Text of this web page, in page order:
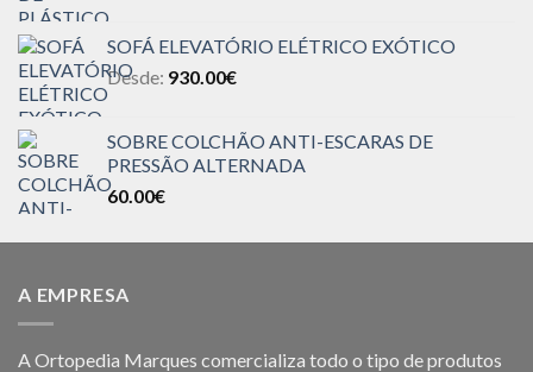
SOFÁ ELEVATÓRIO ELÉTRICO EXÓTICO
Desde: 930.00€
SOBRE COLCHÃO ANTI-ESCARAS DE
PRESSÃO ALTERNADA
60.00€
A EMPRESA
A Ortopedia Marques comercializa todo o tipo de produtos